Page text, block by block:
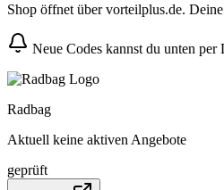
Shop öffnet über vorteilplus.de.
Neue Codes kannst du unten
Radbag
Aktuell keine aktiven Angebote
geprüft